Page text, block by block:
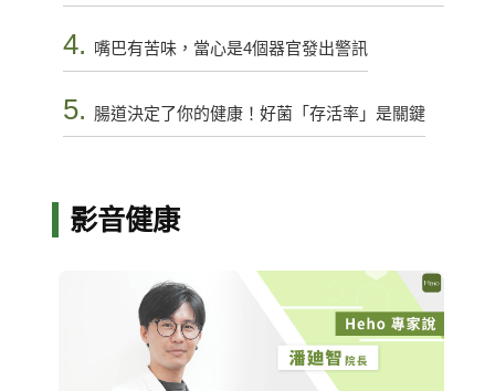
4. 嘴巴有苦味，當心是4個器官發出警訊
5. 腸道決定了你的健康！好菌「存活率」是關鍵
影音健康